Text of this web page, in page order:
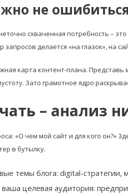
не
схваченная потребность –
запросов делается «на глазок», на
карта контент-плана.
Зато грамотное ядро
– анализ
«О чем мой сайт и для кого он?»
в бутылку.
темы блога: digital-стратегии,
целевая аудитория: